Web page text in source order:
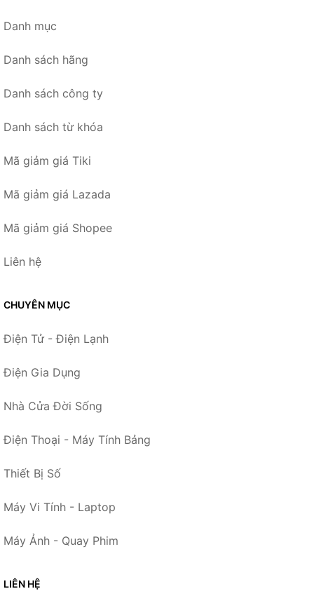
Danh mục
Danh sách hãng
Danh sách công ty
Danh sách từ khóa
Mã giảm giá Tiki
Mã giảm giá Lazada
Mã giảm giá Shopee
Liên hệ
CHUYÊN MỤC
Điện Tử - Điện Lạnh
Điện Gia Dụng
Nhà Cửa Đời Sống
Điện Thoại - Máy Tính Bảng
Thiết Bị Số
Máy Vi Tính - Laptop
Máy Ảnh - Quay Phim
LIÊN HỆ